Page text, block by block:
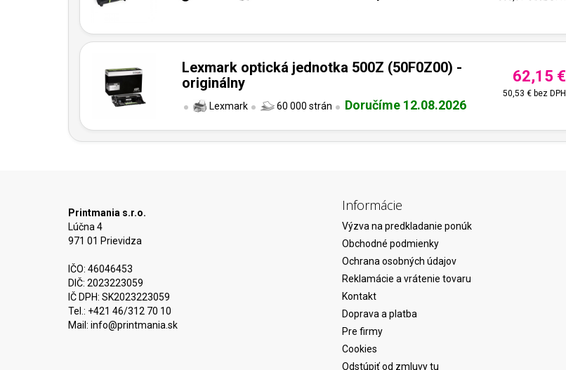
Lexmark optická jednotka 500Z (50F0Z00) -
originálny
Lexmark 60 000 strán Doručíme 12.08.2026
62,15 €
50,53 €bez DPH
Printmania s.r.o.
Lúčna 4
971 01 Prievidza
IČO: 46046453
DIČ: 2023223059
IČ DPH: SK2023223059
Tel.: +421 46/312 70 10
Mail: info@printmania.sk
Informácie
Výzva na predkladanie ponúk
Obchodné podmienky
Ochrana osobných údajov
Reklamácie a vrátenie tovaru
Kontakt
Doprava a platba
Pre firmy
Cookies
Odstúpiť od zmluvy tu